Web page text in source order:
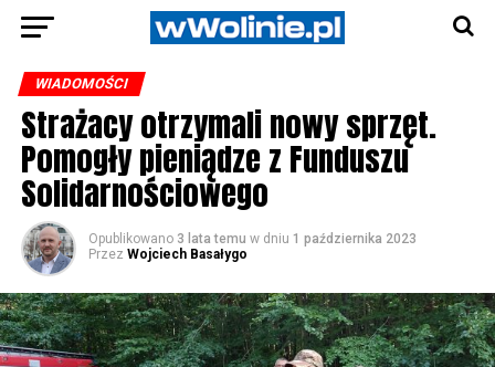
WIADOMOŚCI
Strażacy otrzymali nowy sprzęt.
Pomogły pieniądze z Funduszu
Solidarnościowego
Opublikowano 3 lata temu w dniu 1 października 2023
Przez Wojciech Basałygo